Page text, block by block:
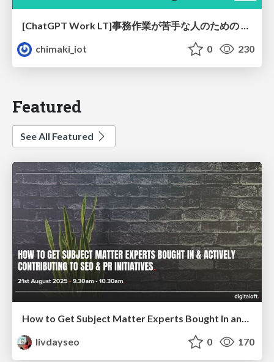
[ChatGPT Work LT]事務作業が苦手な人のための バックオフィスの「半」自動化
chimaki_iot
0 230
Featured
See All Featured
How to Get Subject Matter Experts Bought In and Actively Contributing to SEO & PR Initiatives.
livdayseo
0 170